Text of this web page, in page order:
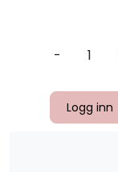
-
Logg inn